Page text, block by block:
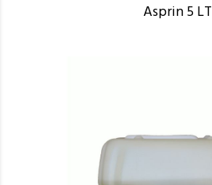
Asprin 5 LT